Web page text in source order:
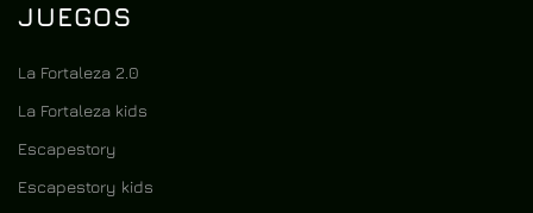
JUEGOS
La Fortaleza 2.0
La Fortaleza kids
Escapestory
Escapestory kids